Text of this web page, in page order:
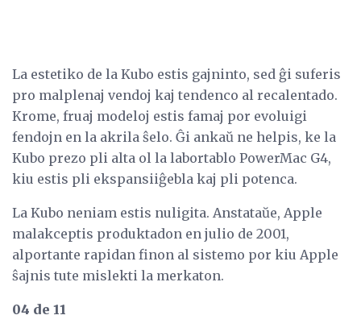
La estetiko de la Kubo estis gajninto, sed ĝi suferis
pro malplenaj vendoj kaj tendenco al recalentado.
Krome, fruaj modeloj estis famaj por evoluigi
fendojn en la akrila ŝelo. Ĝi ankaŭ ne helpis, ke la
Kubo prezo pli alta ol la labortablo PowerMac G4,
kiu estis pli ekspansiiĝebla kaj pli potenca.
La Kubo neniam estis nuligita. Anstataŭe, Apple
malakceptis produktadon en julio de 2001,
alportante rapidan finon al sistemo por kiu Apple
ŝajnis tute mislekti la merkaton.
04 de 11